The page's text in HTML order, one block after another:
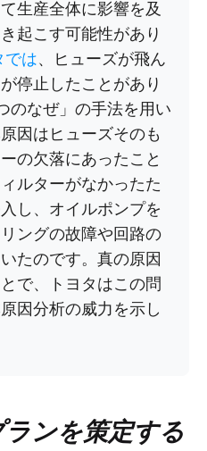
生産全体に影響を及
起こす可能性があり
では、ヒューズが飛ん
停止したことがあり
のなぜ」の手法を用い
因はヒューズそのも
の欠落にあったこと
ルターがなかったた
し、オイルポンプを
ングの故障や回路の
たのです。真の原因
で、トヨタはこの問
因分析の威力を示し
ンを策定する